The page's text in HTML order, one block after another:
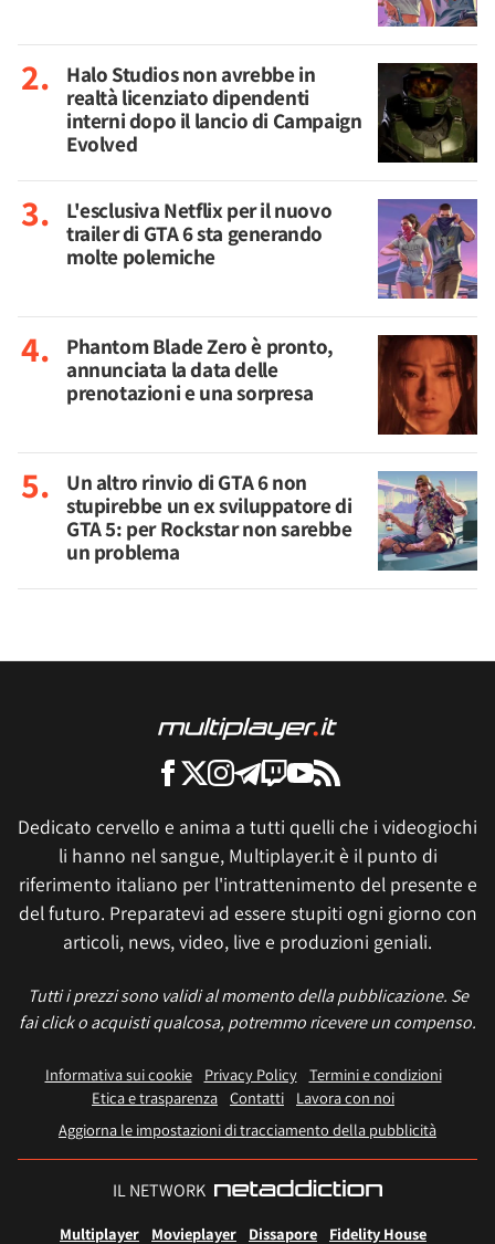
Halo Studios non avrebbe in
realtà licenziato dipendenti
interni dopo il lancio di Campaign
Evolved
L'esclusiva Netflix per il nuovo
trailer di GTA 6 sta generando
molte polemiche
Phantom Blade Zero è pronto,
annunciata la data delle
prenotazioni e una sorpresa
Un altro rinvio di GTA 6 non
stupirebbe un ex sviluppatore di
GTA 5: per Rockstar non sarebbe
un problema
Dedicato cervello e anima a tutti quelli che i videogiochi
li hanno nel sangue, Multiplayer.it è il punto di
riferimento italiano per l'intrattenimento del presente e
del futuro. Preparatevi ad essere stupiti ogni giorno con
articoli, news, video, live e produzioni geniali.
Tutti i prezzi sono validi al momento della pubblicazione. Se
fai click o acquisti qualcosa, potremmo ricevere un compenso.
Informativa sui cookie Privacy Policy
Termini e condizioni
Etica e trasparenza Contatti
Lavora con noi
Aggiorna le impostazioni di tracciamento della pubblicità
IL NETWORK
Multiplayer Movieplayer Dissapore Fidelity House